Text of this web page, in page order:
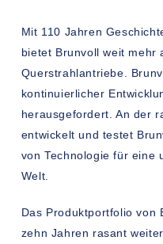
Mit 110 Jahren
bietet Brunvoll weit mehr
Querstrahlantriebe.
kontinuierlicher
herausgefordert. An der
entwickelt und testet
von Technologie für eine
Welt.
Das Produktportfolio von
zehn Jahren rasant